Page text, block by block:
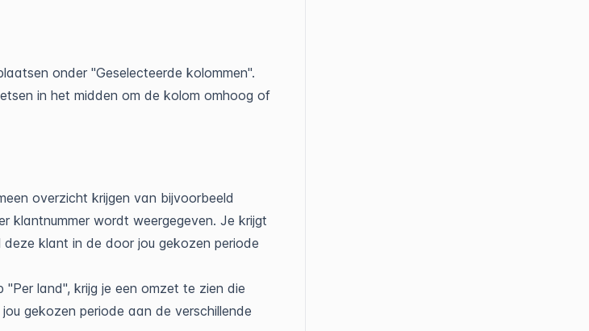
onder "Geselecteerde kolommen".
in het midden om de kolom omhoog of
overzicht krijgen van bijvoorbeeld
klantnummer wordt weergegeven. Je krijgt
klant in de door jou gekozen periode
land", krijg je een omzet te zien die
gekozen periode aan de verschillende